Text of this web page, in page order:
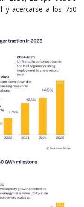
y acercarse a los 750